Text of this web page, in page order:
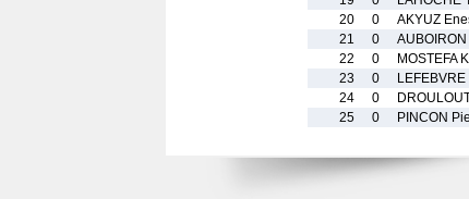
20
0 AKYUZ
21
0
22
0 MOSTEFA
23
0
24
0
25
0 PINCON